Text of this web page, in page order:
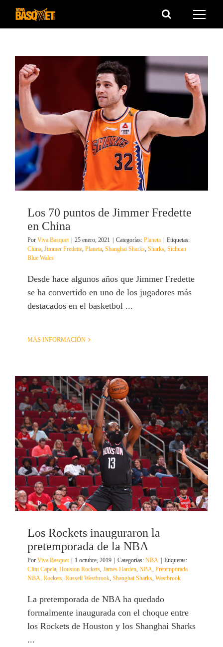
Saltar
Los 70 puntos de Jimmer Fredette
en China
Por Viva Basquet | 25 enero, 2021 | Categorías: Planeta | Etiquetas:
China Jimmer Fredette Planeta Shanghai Sharks Sharks Sichuan
Blue Wales
Desde hace algunos años que Jimmer Fredette
se ha convertido en uno de los jugadores más
destacados en el basketbol ...
MÁS INFORMACIÓN
Los Rockets inauguraron la
pretemporada de la NBA
Por Viva Basquet | 1 octubre, 2019 | Categorías: NBA | Etiquetas:
Clint Capela Houston Rockets James Harden NBA Pretemporada
NBA Rockets Russell Westbrook Shanghai Sharks Westbrook
La pretemporada de NBA ha quedado
formalmente inaugurada con el choque entre
los Rockets de Houston y los Shanghai Sharks
...